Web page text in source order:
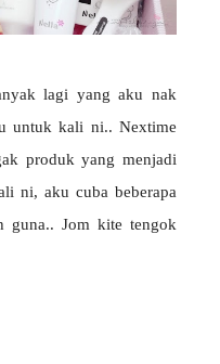
lagi yang aku nak
untuk kali ni.. Nextime
produk yang menjadi
ni, aku cuba beberapa
guna.. Jom kite tengok